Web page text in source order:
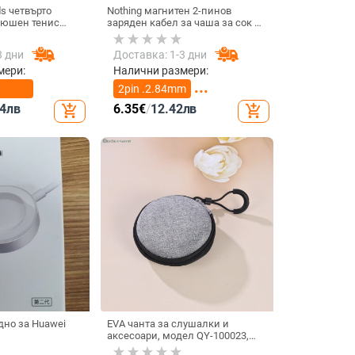
четвърто
тенис
3D дизайн,
3 и Pro 2
дни
лв add_shopping_cart
Nothing магнитен 2-пинов
заряден кабел за чаша за сок и
смарт часовник – 60 см, силен
магнит N52, 7,62 мм разстояние
между пиновете
Доставка: 1-3 дни
Налични размери:
2pin .2.84mm
2pin 4.0mm
6.35€/12.42лв add_shopping_cart
за Huawei
Watch4/GT4 –
EVA чанта за слушалки и
аксесоари, модел QY-100023,
изработка: горещо пресоване и